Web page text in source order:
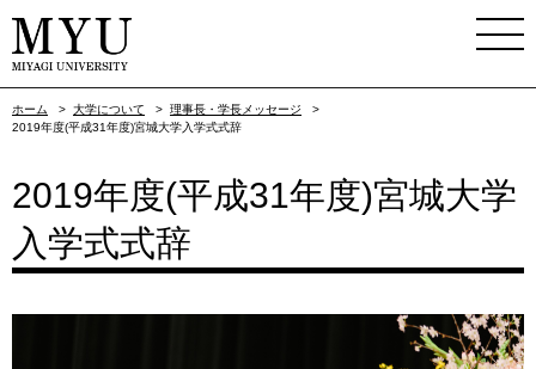
ホーム > 大学について > 理事長・学長メッセージ
>
2019年度(平成31年度)宮城大学入学式式辞
2019年度(平成31年度)宮城大学
入学式式辞